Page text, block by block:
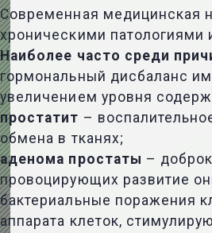
Современная медицинская
хроническими патологиями
Наиболее часто среди
гормональный дисбаланс
увеличением уровня
простатит –
обмена в тканях;
аденома простаты –
провоцирующих развитие
бактериальные поражения
аппарата клеток,